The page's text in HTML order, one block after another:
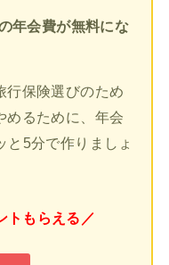
年会費が無料にな
行保険選びのため
めるために、年会
と5分で作りましょ
もらえる／